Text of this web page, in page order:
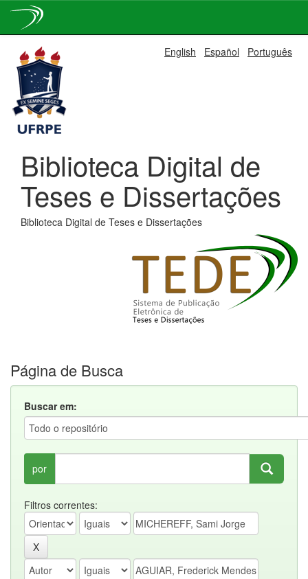
navigation
English Español Português
Biblioteca Digital de
Teses e Dissertações
Biblioteca Digital de Teses e Dissertações
Página de Busca
Buscar em:
por
Filtros correntes: